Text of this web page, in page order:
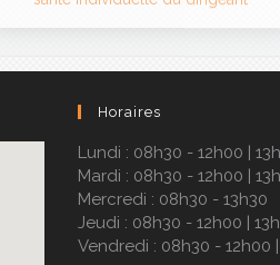
Horaires
Lundi : 08h30 - 12h00 |
Mardi : 08h30 - 12h00 |
Mercredi : 08h30 - 13h30
Jeudi : 08h30 - 12h00 |
Vendredi : 08h30 - 12h00